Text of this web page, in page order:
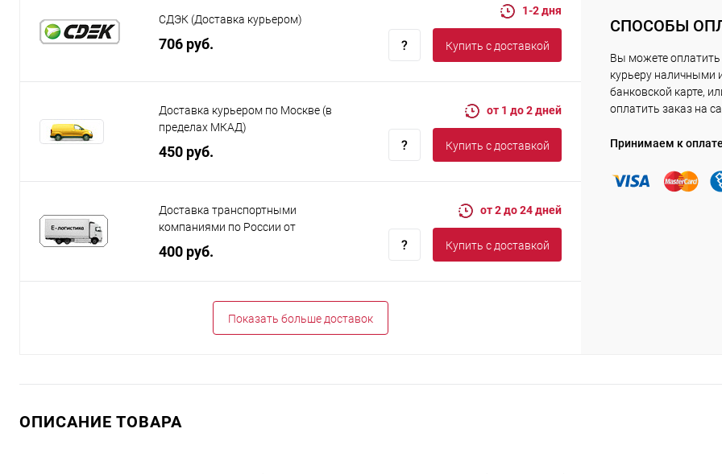
СДЭК (Доставка курьером)
706 руб.
1-2 дня
Купить c доставкой
Доставка курьером по Москве (в
пределах МКАД)
450 руб.
от 1 до 2 дней
Купить c доставкой
Доставка транспортными
компаниями по России от
400 руб.
от 2 до 24 дней
Купить c доставкой
Показать больше доставок
СПОСОБЫ
Вы можете оплатить
курьеру наличными
банковской карте,
оплатить заказ на
Принимаем к оплате
ОПИСАНИЕ ТОВАРА